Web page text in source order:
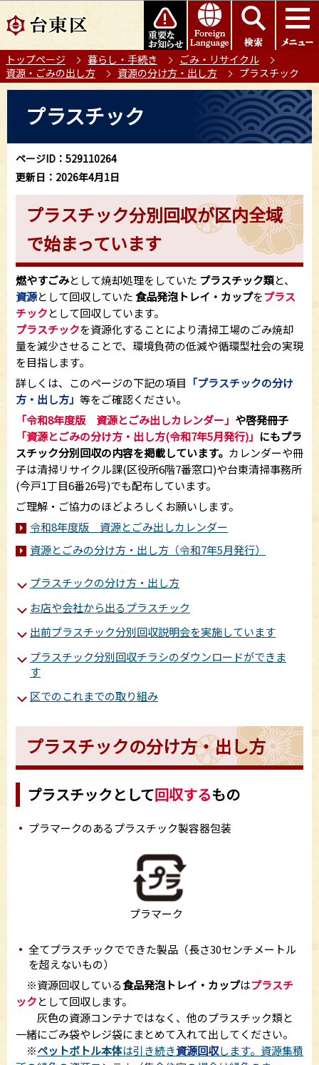
の
ー
ジ
このページの本文へ移動
トップページ 暮らし・手続き
ごみ・リサイクル
資源・ごみの出し方
資源の分け方・出し方 プラスチック
か
プラスチック
ページID：529110264
更新日：2026年4月1日
プラスチック分別回収が区内全域
で始まっています
燃やすごみとして焼却処理をしていた プラスチック類と、
資源として回収していた食品発泡トレイ・カップをプラス
チックとして回収しています。
プラスチックを資源化することにより清掃工場のごみ焼却
量を減少させることで、環境負荷の低減や循環型社会の実現
を目指します。
詳しくは、このページの下記の項目 「プラスチックの分け
方・出し方」 等をご確認ください。
「令和8年度版 資源とごみ出しカレンダー」 や啓発冊子
「資源とごみの分け方・出し方(令和7年5月発行)」 にもプラ
スチック分別回収の内容を掲載しています。 カレンダーや冊
子は清掃リサイクル課(区役所6階7番窓口)や台東清掃事務所
(今戸1丁目6番26号)でも配布しています。
ご理解・ご協力のほどよろしくお願いします。
令和8年度版 資源とごみ出しカレンダー
資源とごみの分け方・出し方（令和7年5月発行）
プラスチックの分け方・出し方
お店や会社から出るプラスチック
出前プラスチック分別回収説明会を実施しています
プラスチック分別回収チラシのダウンロードができま
す
区でのこれまでの取り組み
プラスチックの分け方・出し方
プラスチックとして回収するもの
プラマークのあるプラスチック製容器包装
プラマーク
全てプラスチックでできた製品（長さ30センチメートル
を超えないもの）
※資源回収している食品発泡トレイ・カップはプラスチ
ックとして回収します。
灰色の資源コンテナではなく、他のプラスチック類と
一緒にごみ袋やレジ袋にまとめて入れて出してください。
※ペットボトル本体は引き続き資源回収します。資源集積